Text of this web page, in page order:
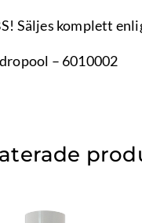
Säljes komplett
– 6010002